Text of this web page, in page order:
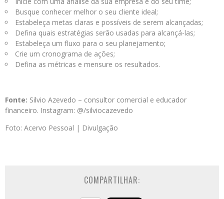
Busque conhecer melhor o seu cliente ideal;
Estabeleça metas claras e possíveis de serem alcançadas;
Defina quais estratégias serão usadas para alcançá-las;
Estabeleça um fluxo para o seu planejamento;
Crie um cronograma de ações;
Defina as métricas e mensure os resultados.
Fonte: Silvio Azevedo – consultor comercial e educador
financeiro. Instagram: @/silviocazevedo
Foto: Acervo Pessoal | Divulgação
COMPARTILHAR: